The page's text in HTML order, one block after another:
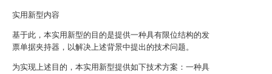
实用新型内容
基于此，本实用新型的目的是提供一种具有限位结构的发
票单据夹持器，以解决上述背景中提出的技术问题。
为实现上述目的，本实用新型提供如下技术方案：一种具